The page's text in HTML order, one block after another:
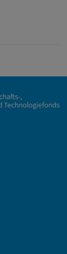
Fenster öffnen